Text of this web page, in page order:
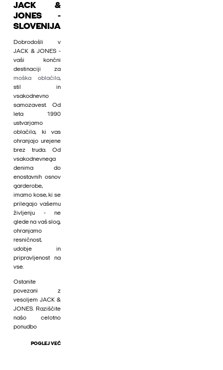
JACK &
JONES -
SLOVENIJA
Dobrodošli v
JACK & JONES -
vaši končni
destinaciji za
moška oblačila,
stil in
vsakodnevno
samozavest. Od
leta 1990
ustvarjamo
oblačila, ki vas
ohranjajo urejene
brez truda. Od
vsakodnevnega
denima do
enostavnih osnov
garderobe,
imamo kose, ki se
prilegajo vašemu
življenju - ne
glede na vaš slog,
ohranjamo
resničnost,
udobje in
pripravljenost na
vse.
Ostanite
povezani z
vesoljem JACK &
JONES. Raziščite
našo celotno
ponudbo
POGLEJ VEČ